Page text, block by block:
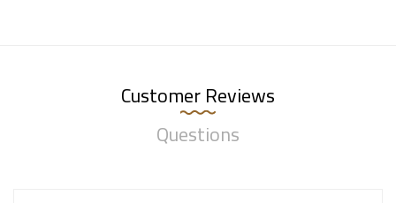
Customer Reviews
Questions